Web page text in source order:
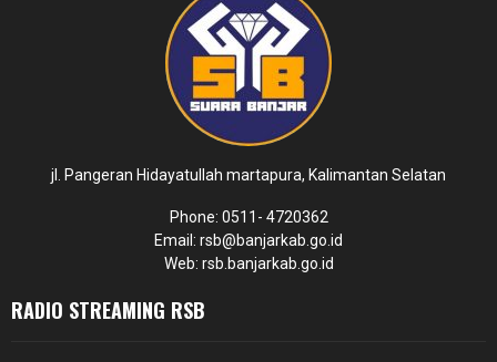
jl. Pangeran Hidayatullah martapura, Kalimantan Selatan
Phone: 0511- 4720362
Email: rsb@banjarkab.go.id
Web: rsb.banjarkab.go.id
RADIO STREAMING RSB